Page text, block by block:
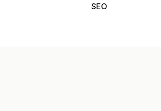
Personalizzazione
SEO